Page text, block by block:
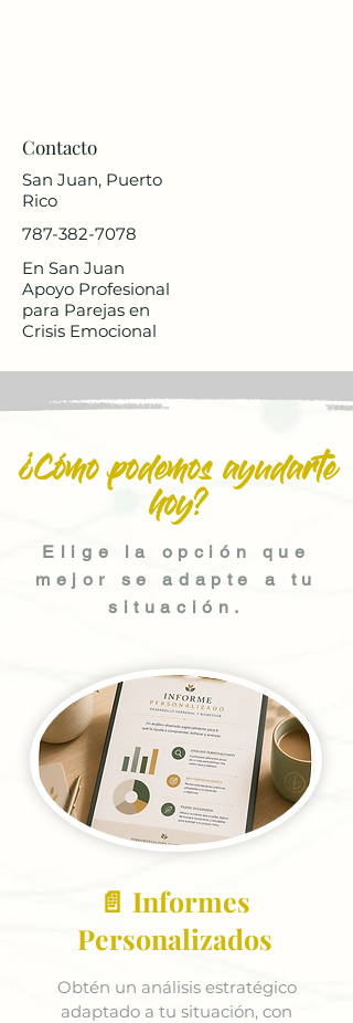
Contacto
San Juan, Puerto
Rico
787-382-7078
En San Juan
Apoyo Profesional
para Parejas en
Crisis Emocional
¿Cómo podemos ayudarte
hoy?
Elige la opción que
mejor se adapte a tu
situación.
📄 Informes
Personalizados
Obtén un análisis estratégico
adaptado a tu situación, con